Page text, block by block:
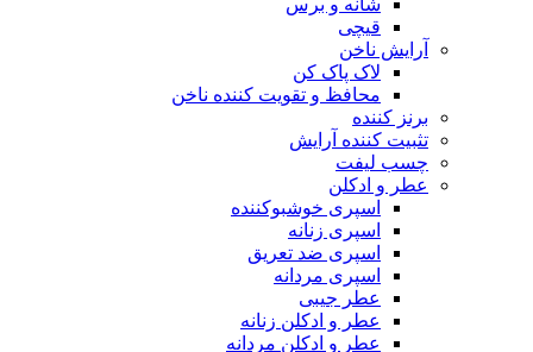
شانه و برس
قیچی
آرایش ناخن
لاک پاک کن
محافظ و تقویت کننده ناخن
برنز کننده
تثبیت کننده آرایش
چسب لیفت
عطر و ادکلن
اسپری خوشبوکننده
اسپری زنانه
اسپری ضد تعریق
اسپری مردانه
عطر جیبی
عطر و ادکلن زنانه
عطر و ادکلن مردانه